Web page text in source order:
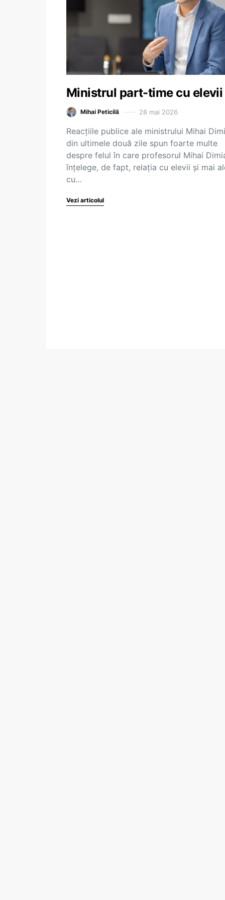
Ministrul part-time cu elevii
Mihai Peticilă 28 mai 2026
Reacțiile publice ale ministrului Mihai
din ultimele două zile spun foarte multe
despre felul în care profesorul Mihai
înțelege, de fapt, relația cu elevii și mai
cu…
Vezi articolul